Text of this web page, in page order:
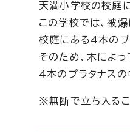
天満小学校の校庭
この学校では、被
校庭にある4本のプ
そのため、木によ
4本のプラタナスの
※無断で立ち入るこ